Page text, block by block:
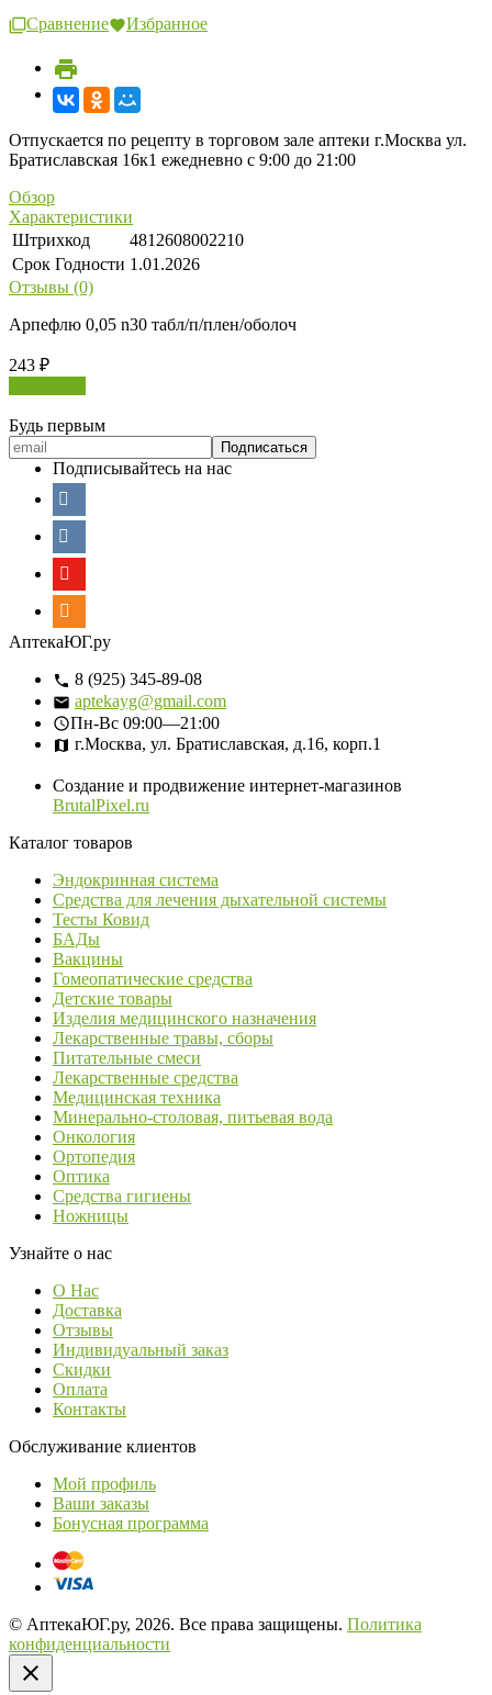
Сравнение Избранное
Отпускается по рецепту в торговом зале аптеки г.Москва ул.
Братиславская 16к1 ежедневно с 9:00 до 21:00
Обзор
Характеристики
Штрихкод
4812608002210
Срок Годности 1.01.2026
Отзывы (0)
Арпефлю 0,05 n30 табл/п/плен/оболоч
243 ₽
Будь первым
Подписывайтесь на нас
АптекаЮГ.ру
8 (925) 345-89-08
aptekayg@gmail.com
Пн-Вс 09:00—21:00
г.Москва, ул. Братиславская, д.16, корп.1
Создание и продвижение интернет-магазинов
BrutalPixel.ru
Каталог товаров
Эндокринная система
Средства для лечения дыхательной системы
Тесты Ковид
БАДы
Вакцины
Гомеопатические средства
Детские товары
Изделия медицинского назначения
Лекарственные травы, сборы
Питательные смеси
Лекарственные средства
Медицинская техника
Минерально-столовая, питьевая вода
Онкология
Ортопедия
Оптика
Средства гигиены
Ножницы
Узнайте о нас
О Нас
Доставка
Отзывы
Индивидуальный заказ
Скидки
Оплата
Контакты
Обслуживание клиентов
Мой профиль
Ваши заказы
Бонусная программа
© АптекаЮГ.ру, 2026. Все права защищены. Политика
конфиденциальности